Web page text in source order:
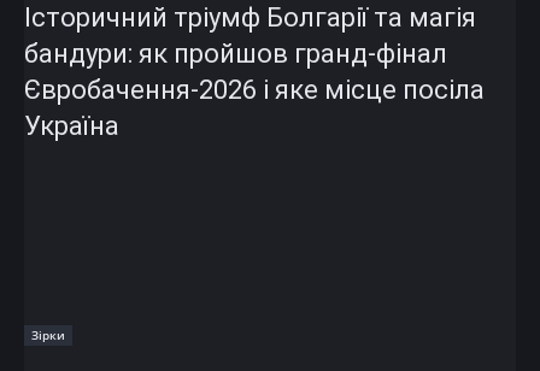
Історичний тріумф Болгарії та магія
бандури: як пройшов гранд-фінал
Євробачення-2026 і яке місце посіла
Україна
Зірки